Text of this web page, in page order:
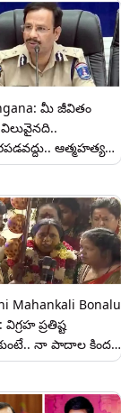
మీ జీవితం
ఆత్మహత్య
వారికి సీపీ
చాలా బాధాకరమని
Mahankali Bonalu
విగ్రహ ప్రతిష్ట
నా పాదాల కింద
రంగం భవిష్యవాణిలో
ఉజ్జయిని మహంకాళి